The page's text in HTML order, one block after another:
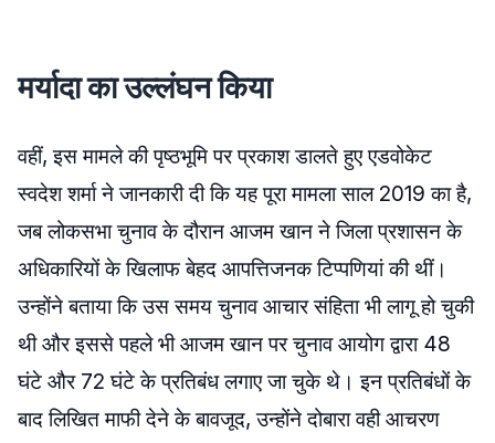
मर्यादा का उल्लंघन किया
वहीं, इस मामले की पृष्ठभूमि पर प्रकाश डालते हुए एडवोकेट
स्वदेश शर्मा ने जानकारी दी कि यह पूरा मामला साल 2019 का है,
जब लोकसभा चुनाव के दौरान आजम खान ने जिला प्रशासन के
अधिकारियों के खिलाफ बेहद आपत्तिजनक टिप्पणियां की थीं।
उन्होंने बताया कि उस समय चुनाव आचार संहिता भी लागू हो चुकी
थी और इससे पहले भी आजम खान पर चुनाव आयोग द्वारा 48
घंटे और 72 घंटे के प्रतिबंध लगाए जा चुके थे। इन प्रतिबंधों के
बाद लिखित माफी देने के बावजूद, उन्होंने दोबारा वही आचरण